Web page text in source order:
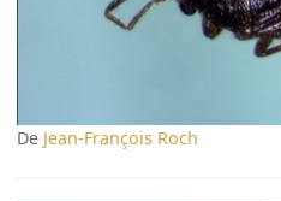
De Jean-François Roch